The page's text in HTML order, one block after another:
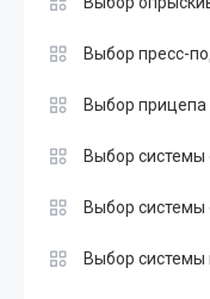
Выбор пресс-
Выбор
Выбор
Выбор системы
Выбор системы